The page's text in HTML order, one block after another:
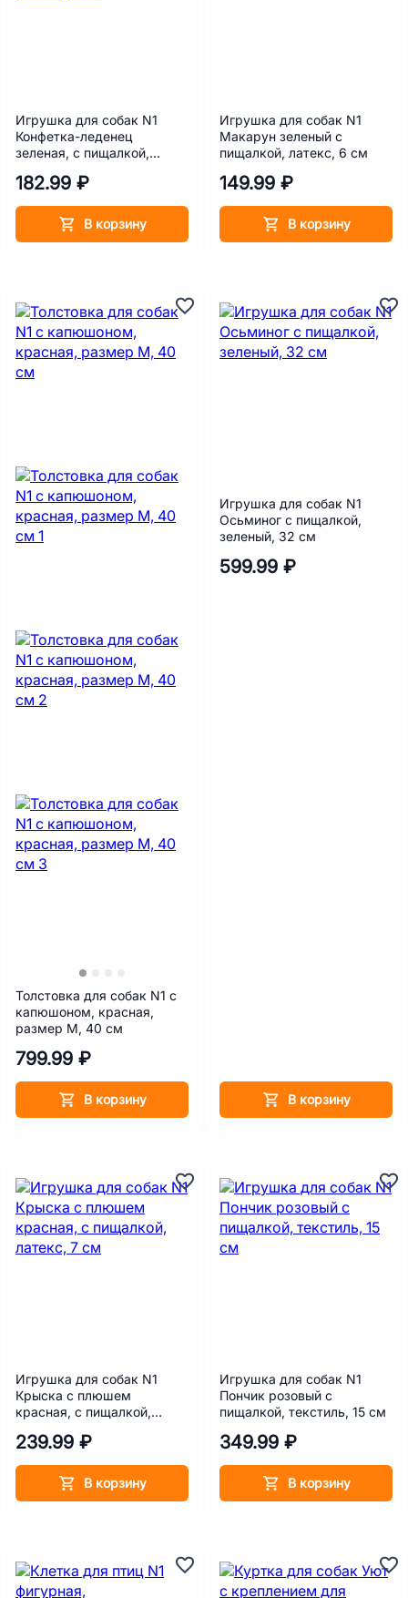
Игрушка для собак N1
Конфетка-леденец
зеленая, с пищалкой,
182.99 ₽
В корзину
Игрушка для собак N1
Макарун зеленый с
пищалкой, латекс, 6 см
149.99 ₽
В корзину
Толстовка для собак N1 с
капюшоном, красная,
размер M, 40 см
799.99 ₽
В корзину
Игрушка для собак N1
Осьминог с пищалкой,
зеленый, 32 см
599.99 ₽
В корзину
Игрушка для собак N1
Крыска с плюшем
красная, с пищалкой,
239.99 ₽
В корзину
Игрушка для собак N1
Пончик розовый с
пищалкой, текстиль, 15 см
349.99 ₽
В корзину